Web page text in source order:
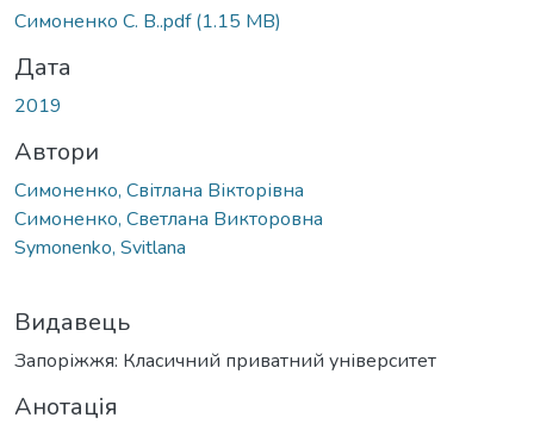
Симоненко С. В..pdf(1.15 MB)
Дата
2019
Автори
Симоненко, Світлана Вікторівна
Симоненко, Светлана Викторовна
Symonenko, Svitlana
Видавець
Запоріжжя: Класичний приватний університет
Анотація